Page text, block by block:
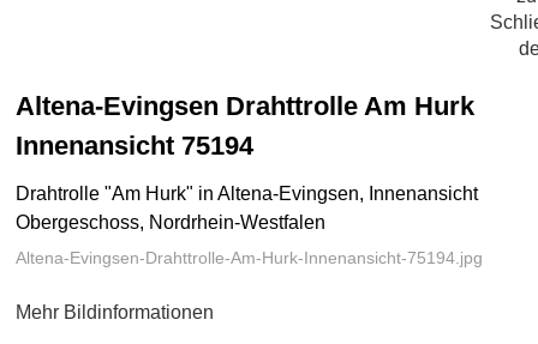
Altena-Evingsen Drahttrolle Am Hurk
Innenansicht 75194
Drahtrolle "Am Hurk" in Altena-Evingsen, Innenansicht
Obergeschoss, Nordrhein-Westfalen
Altena-Evingsen-Drahttrolle-Am-Hurk-Innenansicht-75194.jpg
Mehr Bildinformationen